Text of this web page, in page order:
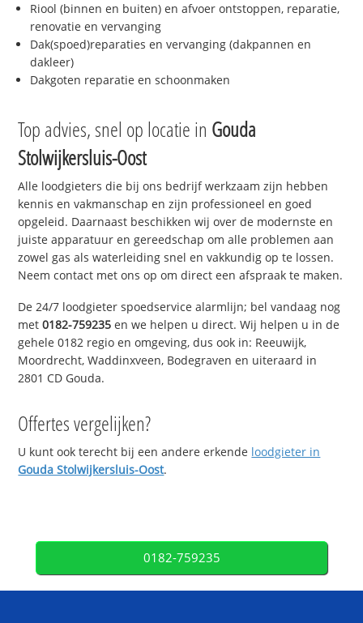
Riool (binnen en buiten) en afvoer ontstoppen, reparatie,
renovatie en vervanging
Dak(spoed)reparaties en vervanging (dakpannen en
dakleer)
Dakgoten reparatie en schoonmaken
Top advies, snel op locatie in Gouda
Stolwijkersluis-Oost
Alle loodgieters die bij ons bedrijf werkzaam zijn hebben
kennis en vakmanschap en zijn professioneel en goed
opgeleid. Daarnaast beschikken wij over de modernste en
juiste apparatuur en gereedschap om alle problemen aan
zowel gas als waterleiding snel en vakkundig op te lossen.
Neem contact met ons op om direct een afspraak te maken.
De 24/7 loodgieter spoedservice alarmlijn; bel vandaag nog
met0182-759235 en we helpen u direct. Wij helpen u in de
gehele 0182 regio en omgeving, dus ook in: Reeuwijk,
Moordrecht, Waddinxveen, Bodegraven en uiteraard in
2801 CD Gouda.
Offertes vergelijken?
U kunt ook terecht bij een andere erkende loodgieter in
Gouda Stolwijkersluis-Oost.
0182-759235